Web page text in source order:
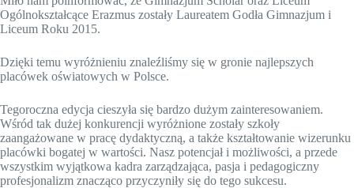
Ogólnokształcące Erazmus zostały Laureatem Godła Gimnazjum i
Liceum Roku 2015.
Dzięki temu wyróżnieniu znaleźliśmy się w gronie najlepszych
placówek oświatowych w Polsce.
Tegoroczna edycja cieszyła się bardzo dużym zainteresowaniem.
Wśród tak dużej konkurencji wyróżnione zostały szkoły
zaangażowane w pracę dydaktyczną, a także kształtowanie wizerunku
placówki bogatej w wartości. Nasz potencjał i możliwości, a przede
wszystkim wyjątkowa kadra zarządzająca, pasja i pedagogiczny
profesjonalizm znacząco przyczyniły się do tego sukcesu.